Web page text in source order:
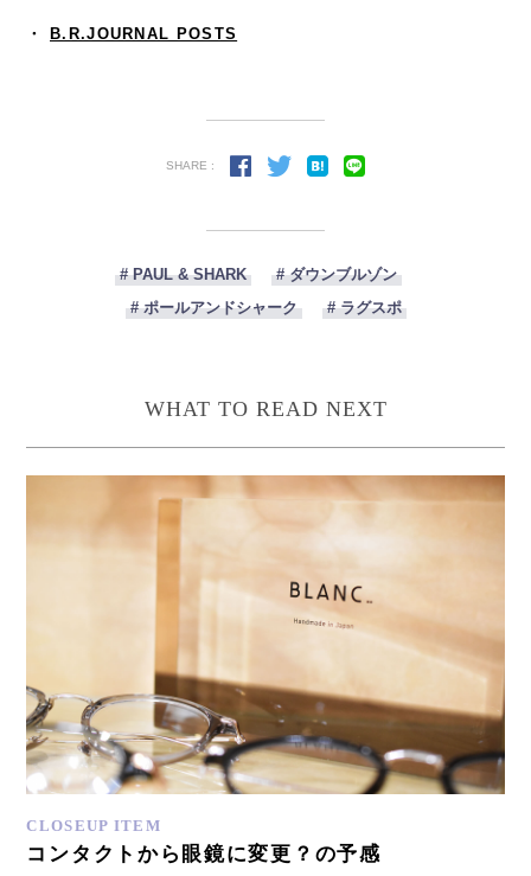
・ B.R.JOURNAL POSTS
SHARE :
# PAUL & SHARK
# ダウンブルゾン
# ポールアンドシャーク
# ラグスポ
WHAT TO READ NEXT
CLOSEUP ITEM
コンタクトから眼鏡に変更？の予感